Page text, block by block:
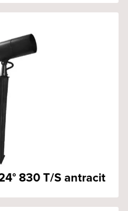
830 T/S antracit